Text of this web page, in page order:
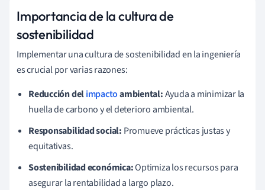
Importancia de la cultura de
sostenibilidad
Implementar una cultura de sostenibilidad en la ingeniería
es crucial por varias razones:
Reducción delimpactoambiental:Ayuda a minimizar la
huella de carbono y el deterioro ambiental.
Responsabilidad social: Promueve prácticas justas y
equitativas.
Sostenibilidad económica:Optimiza los recursos para
asegurar la rentabilidad a largo plazo.